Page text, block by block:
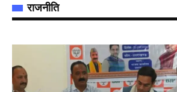
राजनीति